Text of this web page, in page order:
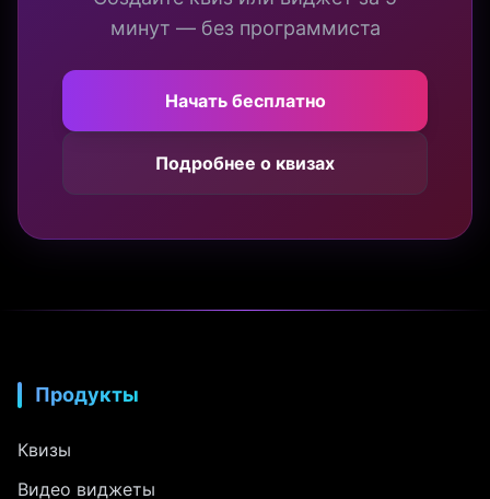
минут — без программиста
Начать бесплатно
Подробнее о квизах
Продукты
Квизы
Видео виджеты